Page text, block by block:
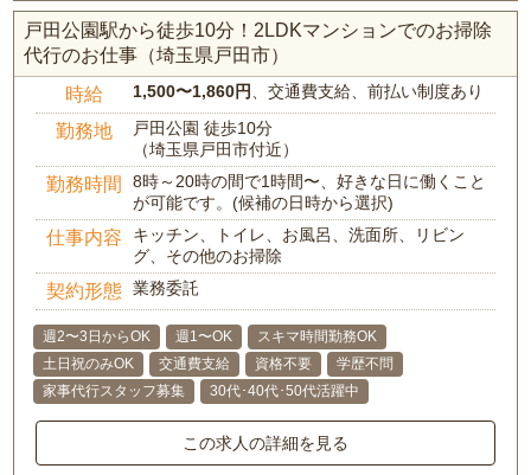
戸田公園駅から徒歩10分！2LDKマンションでのお掃除
代行のお仕事（埼玉県戸田市）
時給 1,500〜1,860円 、交通費支給、前払い制度あり
勤務地
戸田公園 徒歩10分
（埼玉県戸田市付近）
勤務時間
8時～20時の間で1時間〜、好きな日に働くこと
が可能です。(候補の日時から選択)
仕事内容
キッチン、トイレ、お風呂、洗面所、リビン
グ、その他のお掃除
契約形態 業務委託
週2〜3日からOK 週1〜OK
スキマ時間勤務OK
土日祝のみOK
交通費支給 資格不要
学歴不問
家事代行スタッフ募集
30代･40代･50代活躍中
この求人の詳細を見る